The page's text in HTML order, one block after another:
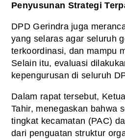
Penyusunan Strategi
DPD Gerindra juga
yang selaras agar seluruh
terkoordinasi, dan mampu
Selain itu, evaluasi
kepengurusan di seluruh
Dalam rapat tersebut,
Tahir, menegaskan bahwa
tingkat kecamatan (PAC)
dari penguatan struktur